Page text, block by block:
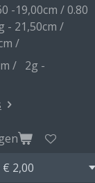
-19,00cm / 0.80
- 21,50cm /
/
/ 2g -